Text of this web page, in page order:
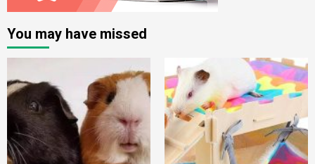
You may have missed